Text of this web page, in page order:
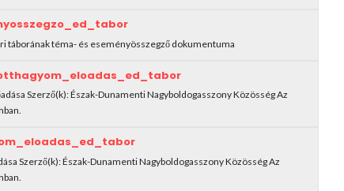
táborának téma- és eseményösszegző dokumentuma
Szerző(k): Észak-Dunamenti Nagyboldogasszony Közösség Az
Szerző(k): Észak-Dunamenti Nagyboldogasszony Közösség Az